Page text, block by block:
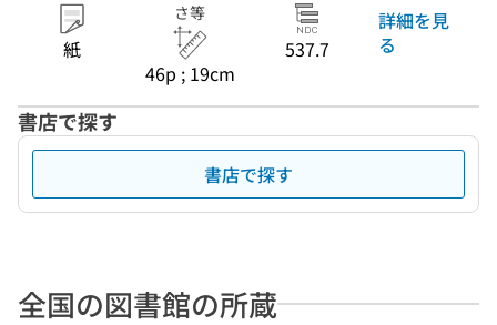
紙
さ等
46p ; 19cm
537.7
詳細を見
る
書店で探す
書店で探す
全国の図書館の所蔵